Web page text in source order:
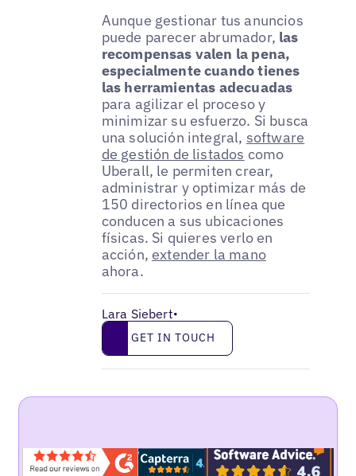
Aunque gestionar tus anuncios
puede parecer abrumador, las
recompensas valen la pena,
especialmente cuando tienes
las herramientas adecuadas
para agilizar el proceso y
minimizar su esfuerzo. Si busca
una solución integral, software
de gestión de listados como
Uberall, le permiten crear,
administrar y optimizar más de
150 directorios en línea que
conducen a sus ubicaciones
físicas. Si quieres verlo en
acción, extender la mano
ahora.
Lara Siebert•
Get in touch
GET IN TOUCH